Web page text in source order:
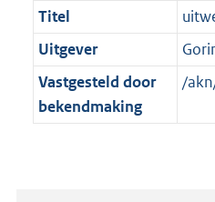
Titel
Uitgever
Vastgesteld door
bekendmaking
/